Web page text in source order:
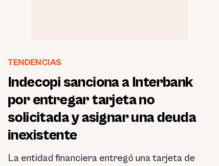
TENDENCIAS
Indecopi sanciona a Interbank
por entregar tarjeta no
solicitada y asignar una deuda
inexistente
La entidad financiera entregó una tarjeta de